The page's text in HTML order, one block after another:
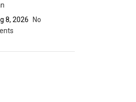
8, 2026
No